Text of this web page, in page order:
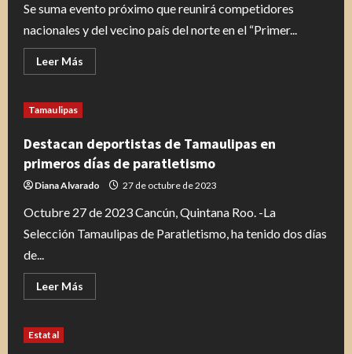
Se suma evento próximo que reunirá competidores
nacionales y del vecino país del norte en el “Primer...
Leer Más
más
económico
con
derrama
de
más
de
MDP
Tamaulipas
Tamaulipas
Destacan deportistas de Tamaulipas en
primeros días de paratletismo
Diana Alvarado 27 de octubre de 2023
Octubre 27 de 2023 Cancún, Quintana Roo. -La
Selección Tamaulipas de Paratletismo, ha tenido dos días
de...
Leer Más
más
Estatal